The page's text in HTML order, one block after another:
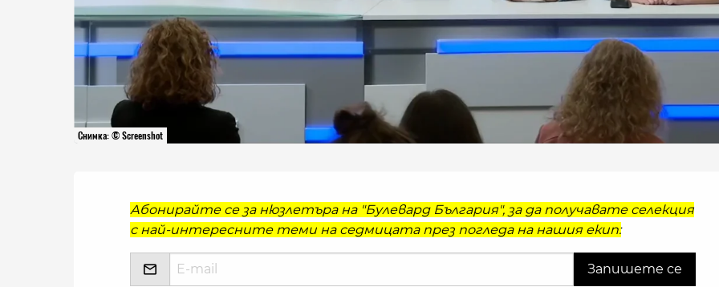
Снимка: © Screenshot
Абонирайте се за нюзлетъра на "Булевард България", за да получавате селекция
с най-интересните теми на седмицата през погледа на нашия екип: